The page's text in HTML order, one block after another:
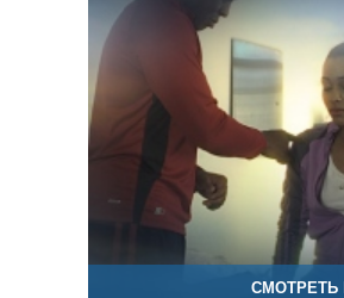
СМОТРЕТЬ